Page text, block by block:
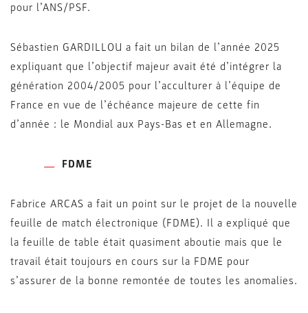
pour l’ANS/PSF.
Sébastien GARDILLOU a fait un bilan de l’année 2025
expliquant que l’objectif majeur avait été d’intégrer la
génération 2004/2005 pour l’acculturer à l’équipe de
France en vue de l’échéance majeure de cette fin
d’année : le Mondial aux Pays-Bas et en Allemagne.
FDME
Fabrice ARCAS a fait un point sur le projet de la nouvelle
feuille de match électronique (FDME). Il a expliqué que
la feuille de table était quasiment aboutie mais que le
travail était toujours en cours sur la FDME pour
s’assurer de la bonne remontée de toutes les anomalies.